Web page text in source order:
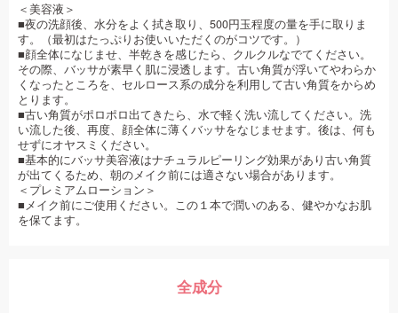
＜美容液＞
■夜の洗顔後、水分をよく拭き取り、500円玉程度の量を手に取りま
す。（最初はたっぷりお使いいただくのがコツです。）
■顔全体になじませ、半乾きを感じたら、クルクルなでてください。
その際、バッサが素早く肌に浸透します。古い角質が浮いてやわらか
くなったところを、セルロース系の成分を利用して古い角質をからめ
とります。
■古い角質がポロポロ出てきたら、水で軽く洗い流してください。洗
い流した後、再度、顔全体に薄くバッサをなじませます。後は、何も
せずにオヤスミください。
■基本的にバッサ美容液はナチュラルピーリング効果があり古い角質
が出てくるため、朝のメイク前には適さない場合があります。
＜プレミアムローション＞
■メイク前にご使用ください。この１本で潤いのある、健やかなお肌
を保てます。
全成分